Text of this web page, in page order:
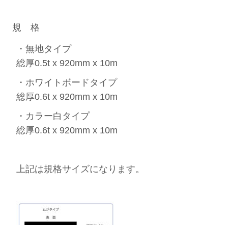
規 格
・無地タイプ
総厚0.5t x 920mm x 10m
・ホワイトボードタイプ
総厚0.6t x 920mm x 10m
・カラー白タイプ
総厚0.6t x 920mm x 10m
上記は規格サイズになります。